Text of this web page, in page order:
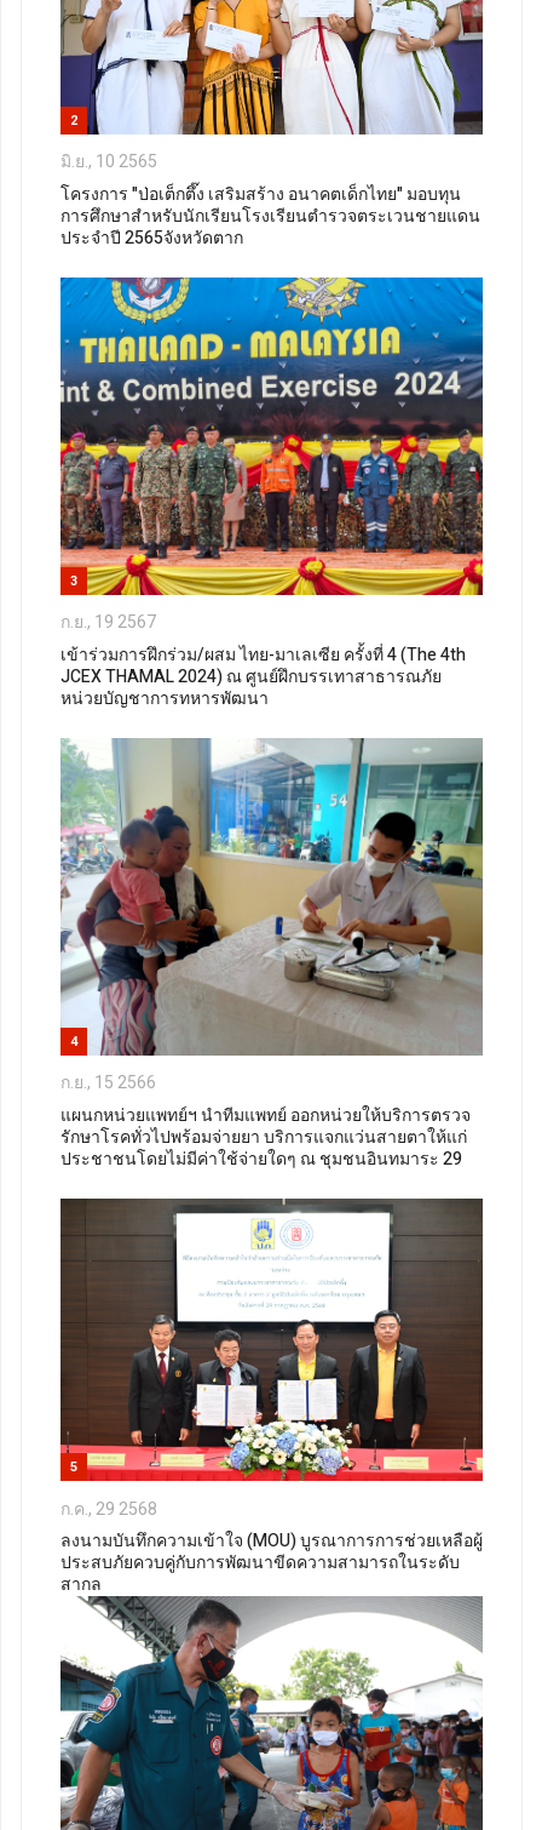
2
มิ.ย., 10 2565
โครงการ "ป่อเต็กตึ๊ง เสริมสร้าง อนาคตเด็กไทย" มอบทุน
การศึกษาสำหรับนักเรียนโรงเรียนตำรวจตระเวนชายแดน
ประจำปี 2565จังหวัดตาก
3
ก.ย., 19 2567
เข้าร่วมการฝึกร่วม/ผสม ไทย-มาเลเซีย ครั้งที่ 4 (The 4th
JCEX THAMAL 2024) ณ ศูนย์ฝึกบรรเทาสาธารณภัย
หน่วยบัญชาการทหารพัฒนา
4
ก.ย., 15 2566
แผนกหน่วยแพทย์ฯ นำทีมแพทย์ ออกหน่วยให้บริการตรวจ
รักษาโรคทั่วไปพร้อมจ่ายยา บริการแจกแว่นสายตาให้แก่
ประชาชนโดยไม่มีค่าใช้จ่ายใดๆ ณ ชุมชนอินทมาระ 29
5
ก.ค., 29 2568
ลงนามบันทึกความเข้าใจ (MOU) บูรณาการการช่วยเหลือผู้
ประสบภัยควบคู่กับการพัฒนาขีดความสามารถในระดับ
สากล